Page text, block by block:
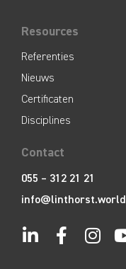
Resources
Referenties
Nieuws
Certificaten
Disciplines
Contact
055 – 312 21 21
info@linthorst.world